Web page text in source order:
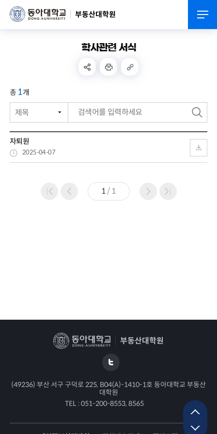
부동산대학원
학사관련 서식
총 1개
검
색
자퇴원
2025-04-07
1/ 1
부동산대학원
(49236) 부산 서구 구덕로 225, B04(A)-1410-1호 동아대학교 부동산
대학원
TEL :051-200-8553, 8565